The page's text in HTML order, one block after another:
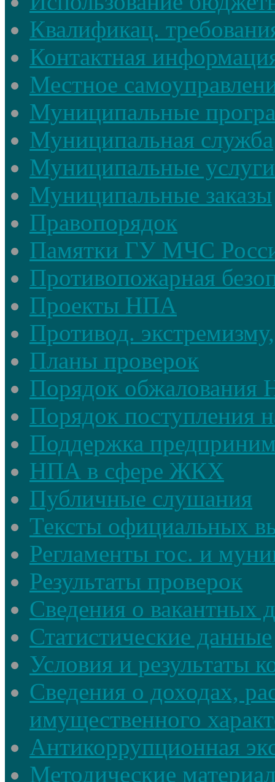
Квалификац.
Контактная
Местное
Муниципальные
Муниципальная служба
Муниципальные услуги
Муниципальные заказы
Правопорядок
Памятки ГУ МЧС
Противопожарная
Проекты НПА
Противод.
Планы проверок
Порядок
Порядок поступления
Поддержка
НПА в сфере ЖКХ
Публичные слушания
Тексты официальных
Регламенты гос. и
Результаты проверок
Сведения о вакантных
Статистические данные
Условия и результаты
Сведения о доходах,
имущественного
Антикоррупционная
Методические